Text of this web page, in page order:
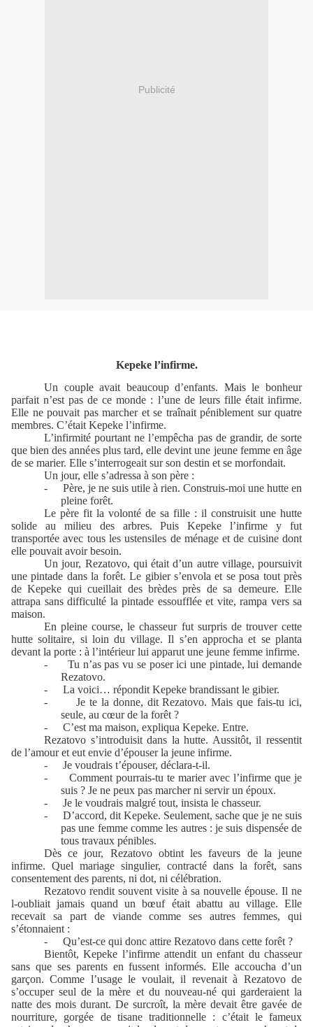
Publicité
Kepeke l’infirme.
Un couple avait beaucoup d’enfants. Mais le bonheur
parfait n’est pas de ce monde : l’une de leurs fille était infirme.
Elle ne pouvait pas marcher et se traînait péniblement sur quatre
membres. C’était Kepeke l’infirme.
L’infirmité pourtant ne l’empêcha pas de grandir, de sorte
que bien des années plus tard, elle devint une jeune femme en âge
de se marier. Elle s’interrogeait sur son destin et se morfondait.
Un jour, elle s’adressa à son père :
-
Père, je ne suis utile à rien. Construis-moi une hutte en
pleine forêt.
Le père fit la volonté de sa fille : il construisit une hutte
solide au milieu des arbres. Puis Kepeke l’infirme y fut
transportée avec tous les ustensiles de ménage et de cuisine dont
elle pouvait avoir besoin.
Un jour, Rezatovo, qui était d’un autre village, poursuivit
une pintade dans la forêt. Le gibier s’envola et se posa tout près
de Kepeke qui cueillait des brèdes près de sa demeure. Elle
attrapa sans difficulté la pintade essoufflée et vite, rampa vers sa
maison.
En pleine course, le chasseur fut surpris de trouver cette
hutte solitaire, si loin du village. Il s’en approcha et se planta
devant la porte : à l’intérieur lui apparut une jeune femme infirme.
-
Tu n’as pas vu se poser ici une pintade, lui demande
Rezatovo.
-
La voici… répondit Kepeke brandissant le gibier.
-
Je te la donne, dit Rezatovo. Mais que fais-tu ici,
seule, au cœur de la forêt ?
-
C’est ma maison, expliqua Kepeke. Entre.
Rezatovo s’introduisit dans la hutte. Aussitôt, il ressentit
de l’amour et eut envie d’épouser la jeune infirme.
-
Je voudrais t’épouser, déclara-t-il.
-
Comment pourrais-tu te marier avec l’infirme que je
suis ? Je ne peux pas marcher ni servir un époux.
-
Je le voudrais malgré tout, insista le chasseur.
-
D’accord, dit Kepeke. Seulement, sache que je ne suis
pas une femme comme les autres : je suis dispensée de
tous travaux pénibles.
Dès ce jour, Rezatovo obtint les faveurs de la jeune
infirme. Quel mariage singulier, contracté dans la forêt, sans
consentement des parents, ni dot, ni célébration.
Rezatovo rendit souvent visite à sa nouvelle épouse. Il ne
l-oubliait jamais quand un bœuf était abattu au village. Elle
recevait sa part de viande comme ses autres femmes, qui
s’étonnaient :
-
Qu’est-ce qui donc attire Rezatovo dans cette forêt ?
Bientôt, Kepeke l’infirme attendit un enfant du chasseur
sans que ses parents en fussent informés. Elle accoucha d’un
garçon. Comme l’usage le voulait, il revenait à Rezatovo de
s’occuper seul de la mère et du nouveau-né qui garderaient la
natte des mois durant. De surcroît, la mère devait être gavée de
nourriture, gorgée de tisane traditionnelle : c’était le fameux